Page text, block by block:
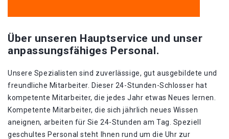
Über unseren Hauptservice und unser
anpassungsfähiges Personal.
Unsere Spezialisten sind zuverlässige, gut ausgebildete und
freundliche Mitarbeiter. Dieser 24-Stunden-Schlosser hat
kompetente Mitarbeiter, die jedes Jahr etwas Neues lernen.
Kompetente Mitarbeiter, die sich jährlich neues Wissen
aneignen, arbeiten für Sie 24-Stunden am Tag. Speziell
geschultes Personal steht Ihnen rund um die Uhr zur